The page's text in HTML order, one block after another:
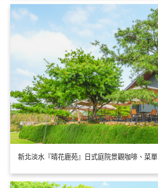
新北淡水『晴花鹿苑』日式庭院景觀咖啡、菜單